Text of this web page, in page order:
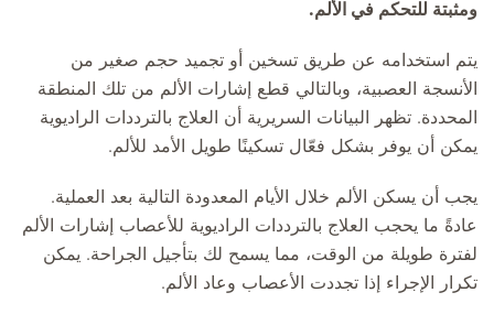
ومثبتة للتحكم في الألم.
يتم استخدامه عن طريق تسخين أو تجميد حجم صغير من
الأنسجة العصبية، وبالتالي قطع إشارات الألم من تلك المنطقة
المحددة. تظهر البيانات السريرية أن العلاج بالترددات الراديوية
يمكن أن يوفر بشكل فعّال تسكينًا طويل الأمد للألم.
يجب أن يسكن الألم خلال الأيام المعدودة التالية بعد العملية.
عادةً ما يحجب العلاج بالترددات الراديوية للأعصاب إشارات الألم
لفترة طويلة من الوقت، مما يسمح لك بتأجيل الجراحة. يمكن
تكرار الإجراء إذا تجددت الأعصاب وعاد الألم.